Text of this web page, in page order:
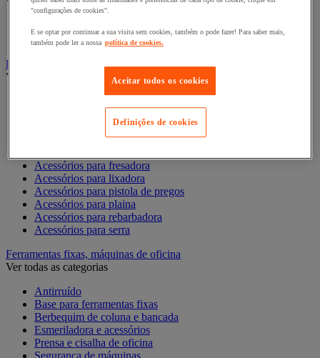
Ferramentas elétricas portáteis com fios
Ferramentas elétricas portáteis sem fios
Ferramentas elétricas portáteis - Acessórios
Ver todas as categorias
Acessórios para cortador-lixador
Acessórios para Dremel
Acessórios para fresadora
Acessórios para lixadora
Acessórios para pistola de pregos
Acessórios para plaina
Acessórios para rebarbadora
Acessórios para serra
Ferramentas fixas, máquinas de oficina
Ver todas as categorias
Antirruído
Base para ferramentas fixas
Berbequim de coluna e bancada
Esmeriladora e acessórios
Prensa e cisalha de oficina
Segurança de máquinas
"configurações de cookies".
E se optar por continuar a sua visita sem cookies, também o pode fazer! Para saber mais,
também pode ler a nossa política de cookies.
Aceitar todos os cookies
Definições de cookies